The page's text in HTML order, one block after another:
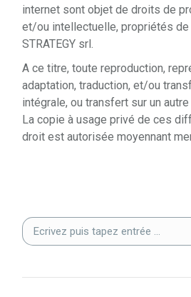
internet sont objet de droits de
et/ou intellectuelle, propriétés de
STRATEGY srl.
A ce titre, toute reproduction,
adaptation, traduction, et/ou
intégrale, ou transfert sur un
La copie à usage privé de ces
droit est autorisée moyennant
Search: